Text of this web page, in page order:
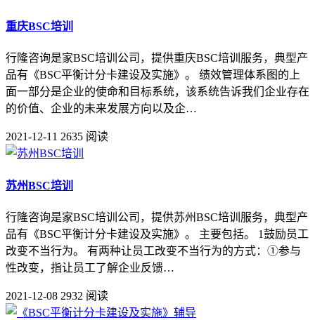
重庆BSC培训
行隆咨询是家BSC培训公司，提供重庆BSC培训服务，典型产
品有《BSC平衡计分卡建设及实施》。 绩效管理体系图的上
面一部分是企业的使命和目标系统，该系统告诉我们企业存在
的价值、企业的未来发展方向以及企…
2021-12-11 2635 阅读
苏州BSC培训
行隆咨询是家BSC培训公司，提供苏州BSC培训服务，典型产
品有《BSC平衡计分卡建设及实施》。 主要包括。 1鼓励员工
改变不当行为。 有两种让员工改变不当行为的方式：①参与
性改变，指让员工了解企业反馈…
2021-12-08 2932 阅读